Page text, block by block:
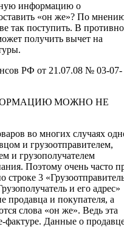
информацию о
«он же»? По
так поступить. В
получить вычет на
РФ от 21.07.08 № 03-07-
МОЖНО НЕ
во многих случаях
и грузоотправителем,
и грузополучателем
Поэтому очень часто
строке 3
и его адрес»
продавца и покупателя, а
слова «он же». Ведь эта
фактуре. Данные о